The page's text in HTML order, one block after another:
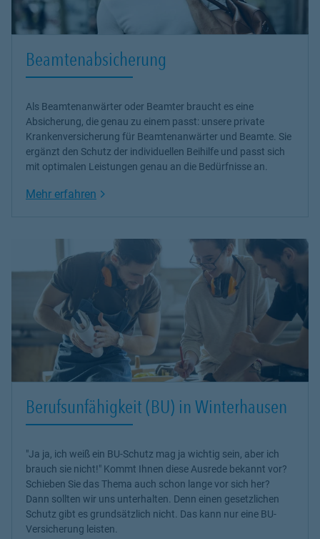
Beamtenabsicherung
Als Beamtenanwärter oder Beamter braucht es eine
Absicherung, die genau zu einem passt: unsere private
Krankenversicherung für Beamtenanwärter und Beamte. Sie
ergänzt den Schutz der individuellen Beihilfe und passt sich
mit optimalen Leistungen genau an die Bedürfnisse an.
Mehr erfahren Link Opens in New Tab
Berufsunfähigkeit (BU) in Winterhausen
"Ja ja, ich weiß ein BU-Schutz mag ja wichtig sein, aber ich
brauch sie nicht!" Kommt Ihnen diese Ausrede bekannt vor?
Schieben Sie das Thema auch schon lange vor sich her?
Dann sollten wir uns unterhalten. Denn einen gesetzlichen
Schutz gibt es grundsätzlich nicht. Das kann nur eine BU-
Versicherung leisten.